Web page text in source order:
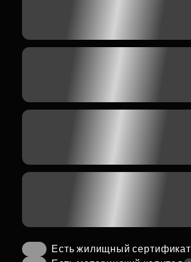
Есть жилищный сертификат